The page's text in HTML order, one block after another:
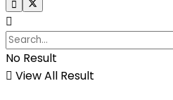
No Result
View All Result